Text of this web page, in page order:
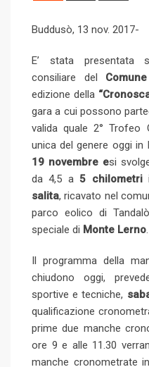
e
d
t
r
v
i
a
E
m
a
i
l
n
Buddusò, 13 nov. 2017-
E’ stata presentata
consiliare del
edizione della
gara a cui possono
valida quale 2° Trofeo
unica del genere oggi in
19 novembre esi
da 4,5 a 5 chilometri
salita, ricavato nel
parco eolico di
speciale di Monte Lerno.
Il programma della
chiudono oggi,
sportive e tecniche,
qualificazione
prime due manche
ore 9 e alle 11.30
manche cronometrate